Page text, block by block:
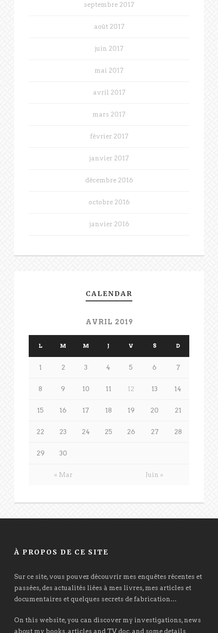
septembre 2017
août 2017
juin 2017
mai 2017
avril 2017
mars 2017
février 2017
janvier 2017
décembre 2016
octobre 2016
janvier 2016
CALENDAR
AVRIL 2019
L M M J V S D
« Mar Juin »
1 2 3 4 5 6 7
8 9 10 11 12 13 14
15 16 17 18 19 20 21
22 23 24 25 26 27 28
29 30
À PROPOS DE CE SITE
Sur ce site, vous pouvez découvrir mes enquêtes récentes et
passées, des actualités liées à mes livres, mes articles et
documentaires et quelques secrets de fabrication…
On this website, you can discover my investigations, news
about my books, articles and TV doc, and some details